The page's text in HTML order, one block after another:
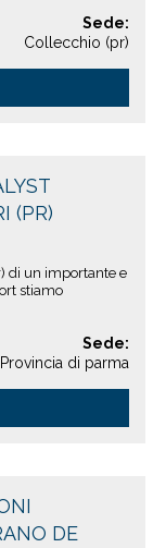
Sede:
Collecchio (pr)
(PR)
di un importante e
stiamo
Sede:
Provincia di parma
DE